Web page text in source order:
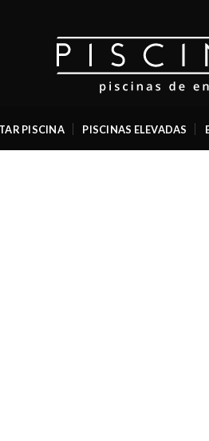
PISCINA PISCINAS ELEVADAS